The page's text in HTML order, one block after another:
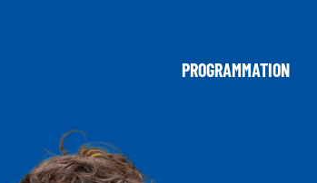
PROGRAMMATION